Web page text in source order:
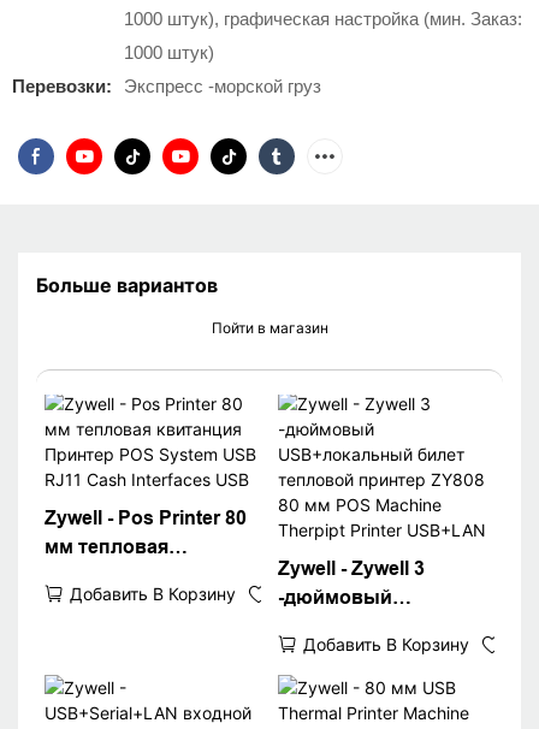
1000 штук), графическая настройка (мин. Заказ:
1000 штук)
Перевозки:
Экспресс -морской груз
Больше вариантов
Пойти в магазин
Zywell - Pos Printer 80
мм тепловая
POS System USB RJ11
Добавить В Корзину
Zywell - Zywell 3
-дюймовый
билет тепловой
принтер ZY808 80 мм
POS Machine Therpipt
Добавить В Корзину